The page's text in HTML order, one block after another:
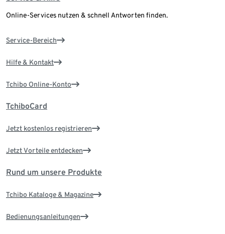
Online-Services nutzen & schnell Antworten finden.
Service-Bereich
Hilfe & Kontakt
Tchibo Online-Konto
TchiboCard
Jetzt kostenlos registrieren
Jetzt Vorteile entdecken
Rund um unsere Produkte
Tchibo Kataloge & Magazine
Bedienungsanleitungen